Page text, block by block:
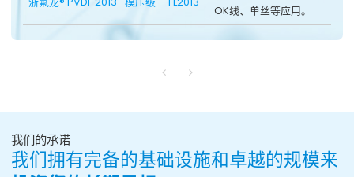
OK线、单丝等应用。
我们的承诺
我们拥有完备的基础设施和卓越的规模来